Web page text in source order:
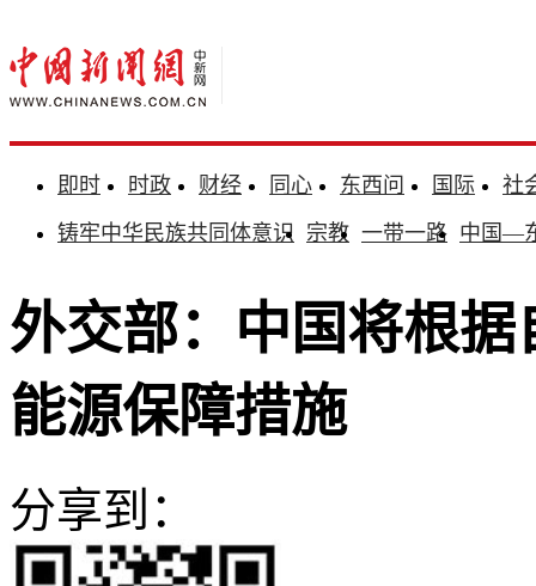
即时 时政 财经 同心 东西问 国际
社
铸牢中华民族共同体意识 宗教 一带一路 中国—
外交部：中国将根
能源保障措施
分享到：